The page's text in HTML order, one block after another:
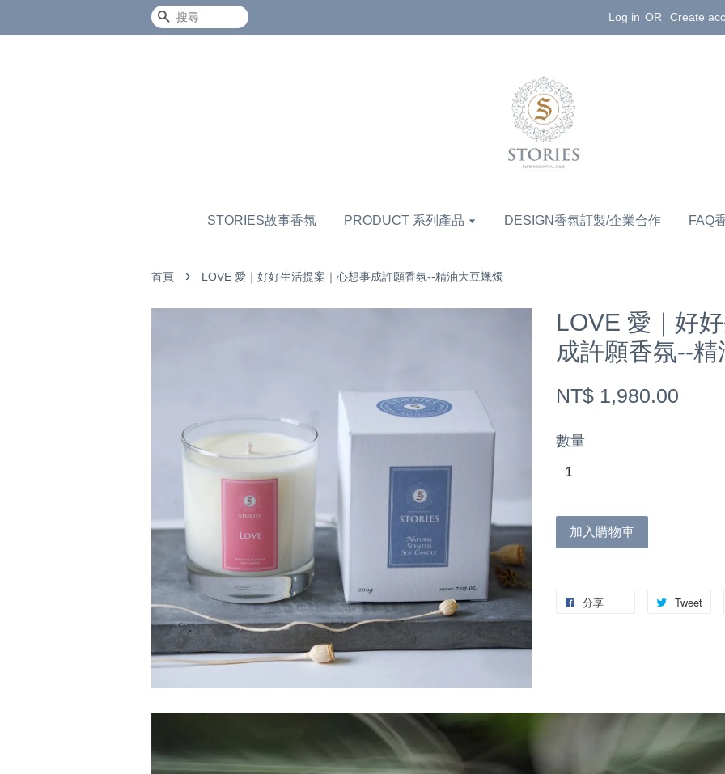
搜尋 Log in OR Create
STORIES故事香氛 PRODUCT 系列產品 DESIGN香氛訂製/企業合作 FAQ
首頁 › LOVE 愛｜好好生活提案｜心想事成許願香氛--精油大豆蠟燭
LOVE 愛｜好
成許願香氛--
NT$ 1,980.00
數量
加入購物車
分享 Tweet